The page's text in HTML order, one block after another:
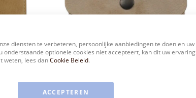
diensten te verbeteren, persoonlijke aanbiedingen te doen en uw
onderstaande optionele cookies niet accepteert, kan dit uw ervaring
weten, lees danCookie Beleid.
ACCEPTEREN